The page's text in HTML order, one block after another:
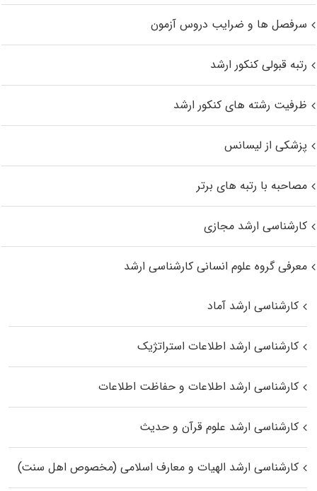
سرفصل ها و ضرایب دروس آزمون
رتبه قبولی کنکور ارشد
ظرفیت رشته های کنکور ارشد
پزشکی از لیسانس
مصاحبه با رتبه های برتر
کارشناسی ارشد مجازی
معرفی گروه علوم انسانی کارشناسی ارشد
کارشناسی ارشد آماد
کارشناسی ارشد اطلاعات استراتژیک
کارشناسی ارشد اطلاعات و حفاظت اطلاعات
کارشناسی ارشد علوم قرآن و حدیث
کارشناسی ارشد الهیات و معارف اسلامی (مخصوص اهل سنت)